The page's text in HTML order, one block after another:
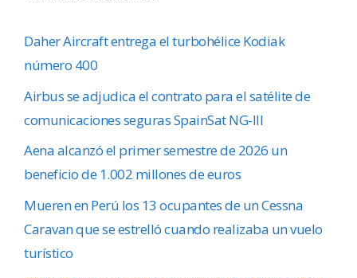
Daher Aircraft entrega el turbohélice Kodiak
número 400
Airbus se adjudica el contrato para el satélite de
comunicaciones seguras SpainSat NG-III
Aena alcanzó el primer semestre de 2026 un
beneficio de 1.002 millones de euros
Mueren en Perú los 13 ocupantes de un Cessna
Caravan que se estrelló cuando realizaba un vuelo
turístico